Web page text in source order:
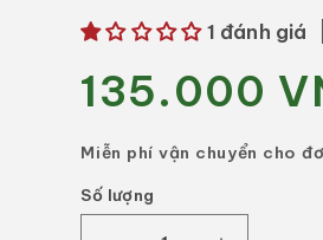
1 đánh giá
Giá
thông
thường
135.000
Miễn phí vận chuyển cho
Số
Số lượng